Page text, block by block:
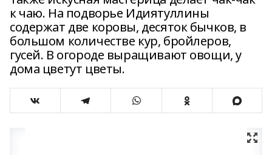
к чаю. На подворье Идиятуллины
содержат две коровы, десяток бычков, в
большом количестве кур, бройлеров,
гусей. В огороде выращивают овощи, у
дома цветут цветы.